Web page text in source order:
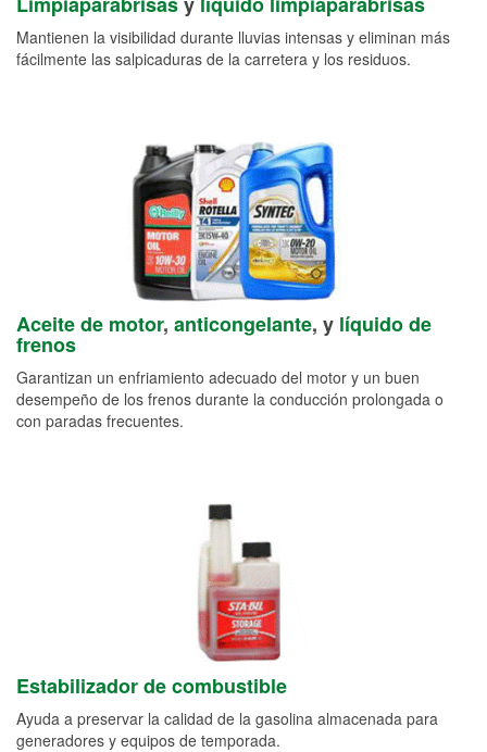
Mantienen la visibilidad durante lluvias intensas y eliminan más
fácilmente las salpicaduras de la carretera y los residuos.
Aceite de motor, anticongelante, y líquido de
frenos
Garantizan un enfriamiento adecuado del motor y un buen
desempeño de los frenos durante la conducción prolongada o
con paradas frecuentes.
Estabilizador de combustible
Ayuda a preservar la calidad de la gasolina almacenada para
generadores y equipos de temporada.